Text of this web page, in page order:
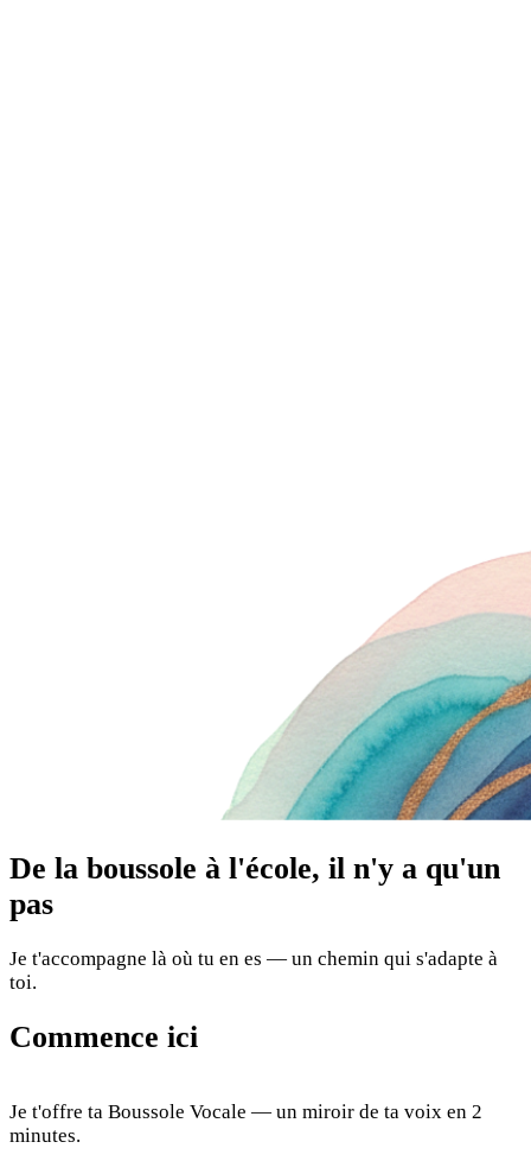
De la boussole à l'école, il n'y a qu'un
pas
Je t'accompagne là où tu en es — un chemin qui s'adapte à
toi.
Commence ici
Je t'offre ta Boussole Vocale — un miroir de ta voix en 2
minutes.